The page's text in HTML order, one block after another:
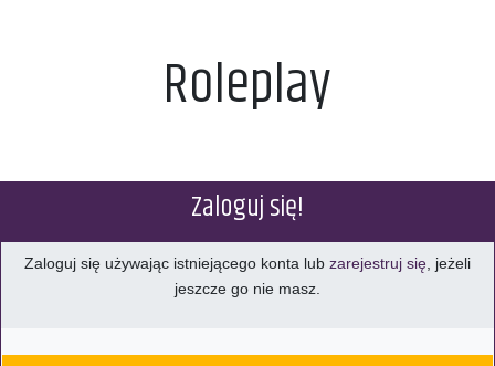
Roleplay
Zaloguj się!
Zaloguj się używając istniejącego konta lub zarejestruj się , jeżeli
jeszcze go nie masz.